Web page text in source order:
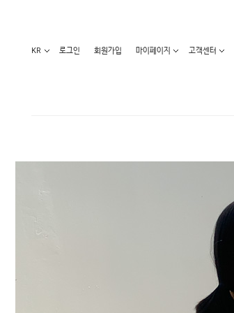
KR 로그인 회원가입 마이페이지 고객센터
1+1세일
블라우스/니트
임산부하의
레깅스/스타킹
수유복